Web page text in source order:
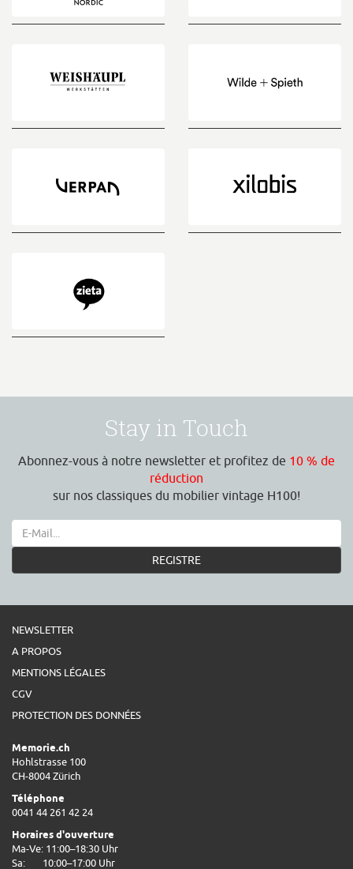
Warm
wb
WEISHÄUPL WILDE+SPIETH
VERPAN xilobis
Zieta
Stay in Touch
Abonnez-vous à notre newsletter et profitez de 10 % de
réduction
sur nos classiques du mobilier vintage H100!
REGISTRE
NEWSLETTER
A PROPOS
MENTIONS LÉGALES
CGV
PROTECTION DES DONNÉES
Memorie.ch
Hohlstrasse 100
CH-8004 Zürich
Téléphone
0041 44 261 42 24
Horaires d'ouverture
Ma-Ve: 11:00–18:30 Uhr
Sa:
10:00–17:00 Uhr